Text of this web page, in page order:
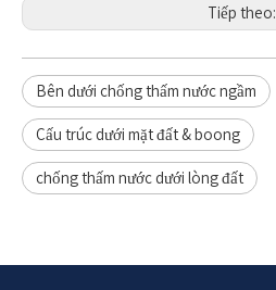
Tiếp theo:
Bên dưới chống thấm nước ngầm
Cấu trúc dưới mặt đất & boong
chống thấm nước dưới lòng đất